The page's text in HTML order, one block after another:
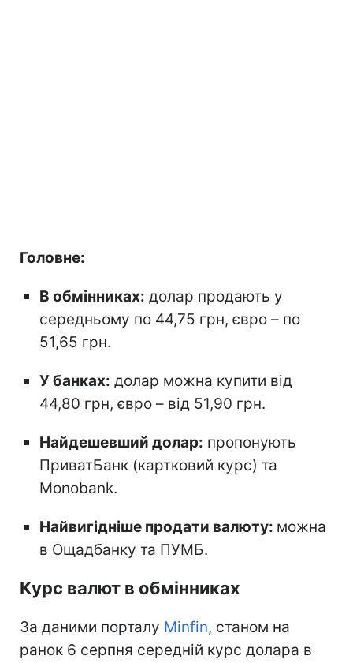
Головне:
В обмінниках: долар продають у
середньому по 44,75 грн, євро – по
51,65 грн.
У банках: долар можна купити від
44,80 грн, євро – від 51,90 грн.
Найдешевший долар: пропонують
ПриватБанк (картковий курс) та
Monobank.
Найвигідніше продати валюту: можна
в Ощадбанку та ПУМБ.
Курс валют в обмінниках
За даними порталу Minfin, станом на
ранок 6 серпня середній курс долара в